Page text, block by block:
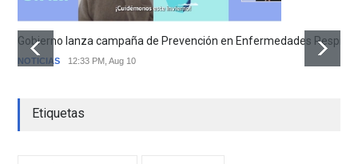
Gobierno lanza campaña de Prevención en Enfermedades
NOTICIAS 12:33 PM, Aug 10
Etiquetas